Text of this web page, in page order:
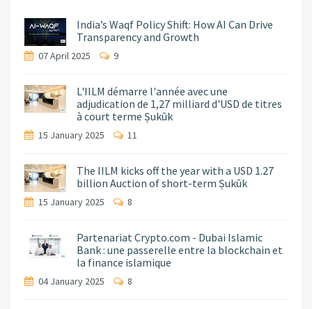
India’s Waqf Policy Shift: How AI Can Drive
Transparency and Growth
07 April 2025 9
L'IILM démarre l'année avec une
adjudication de 1,27 milliard d'USD de titres
à court terme Ṣukūk
15 January 2025 11
The IILM kicks off the year with a USD 1.27
billion Auction of short-term Ṣukūk
15 January 2025 8
Partenariat Crypto.com - Dubai Islamic
Bank : une passerelle entre la blockchain et
la finance islamique
04 January 2025 8